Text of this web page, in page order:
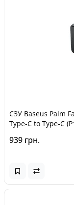
СЗУ Baseus Palm
Type-C to Type-C
939 грн.